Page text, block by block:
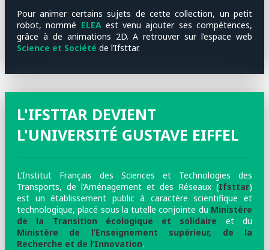
Pour animer certains sujets de cette collection, un petit
robot, nommé ELEAest venu ajouter ses compétences,
grâce à de animations 2D. A retrouver sur l’espace web
Science et Société de l’Ifsttar.
L'IFSTTAR DEVIENT
L'UNIVERSITÉ GUSTAVE EIFFEL
L’Institut Français des Sciences et Technologies des
Transports, de l’Aménagement et des Réseaux (Ifsttar)
est un établissement public à caractère scientifique et
technologique, placé sous la tutelle conjointe du Ministère
de la Transition écologique et solidaire et du
Ministère de l’Enseignement supérieur, de la
Recherche et de l’Innovation.